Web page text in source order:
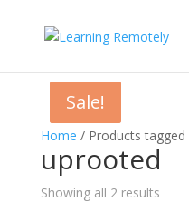
Home / Products tagged
uprooted
Showing all 2 results
Sale!
Sale!